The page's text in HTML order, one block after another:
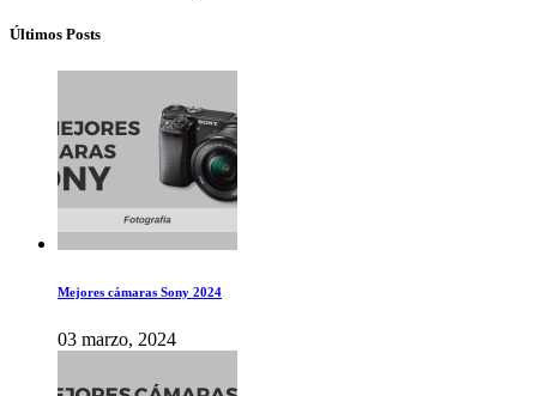
Últimos Posts
Mejores cámaras Sony 2024
03 marzo, 2024